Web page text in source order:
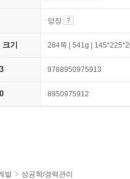
양장
기 284쪽 | 541g |
9788950975913
8950975912
발 성공학/경력관리